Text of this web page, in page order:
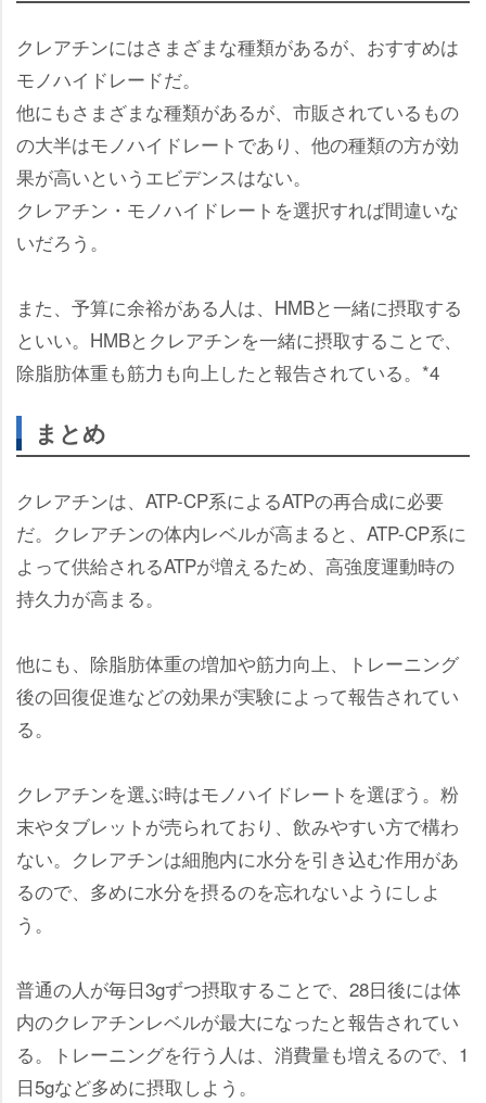
クレアチンにはさまざまな種類があるが、おすすめは
モノハイドレードだ。
他にもさまざまな種類があるが、市販されているもの
の大半はモノハイドレートであり、他の種類の方が効
果が高いというエビデンスはない。
クレアチン・モノハイドレートを選択すれば間違いな
いだろう。
また、予算に余裕がある人は、HMBと一緒に摂取する
といい。HMBとクレアチンを一緒に摂取することで、
除脂肪体重も筋力も向上したと報告されている。*4
まとめ
クレアチンは、ATP-CP系によるATPの再合成に必要
だ。クレアチンの体内レベルが高まると、ATP-CP系に
よって供給されるATPが増えるため、高強度運動時の
持久力が高まる。
他にも、除脂肪体重の増加や筋力向上、トレーニング
後の回復促進などの効果が実験によって報告されてい
る。
クレアチンを選ぶ時はモノハイドレートを選ぼう。粉
末やタブレットが売られており、飲みやすい方で構わ
ない。クレアチンは細胞内に水分を引き込む作用があ
るので、多めに水分を摂るのを忘れないようにしよ
う。
普通の人が毎日3gずつ摂取することで、28日後には体
内のクレアチンレベルが最大になったと報告されてい
る。トレーニングを行う人は、消費量も増えるので、1
日5gなど多めに摂取しよう。